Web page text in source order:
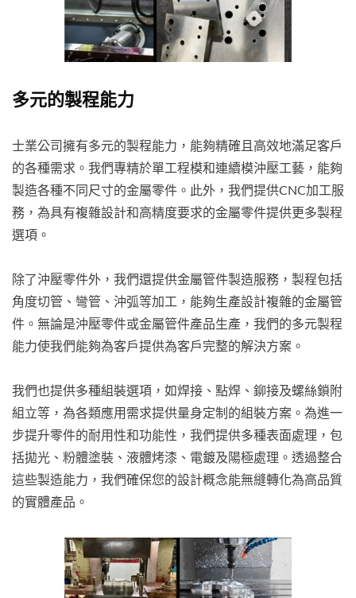
多元的製程能力
士業公司擁有多元的製程能力，能夠精確且高效地滿足客戶
的各種需求。我們專精於單工程模和連續模沖壓工藝，能夠
製造各種不同尺寸的金屬零件。此外，我們提供CNC加工服
務，為具有複雜設計和高精度要求的金屬零件提供更多製程
選項。
除了沖壓零件外，我們還提供金屬管件製造服務，製程包括
角度切管、彎管、沖弧等加工，能夠生產設計複雜的金屬管
件。無論是沖壓零件或金屬管件產品生產，我們的多元製程
能力使我們能夠為客戶提供為客戶完整的解決方案。
我們也提供多種組裝選項，如焊接、點焊、鉚接及螺絲鎖附
組立等，為各類應用需求提供量身定制的組裝方案。為進一
步提升零件的耐用性和功能性，我們提供多種表面處理，包
括拋光、粉體塗裝、液體烤漆、電鍍及陽極處理。透過整合
這些製造能力，我們確保您的設計概念能無縫轉化為高品質
的實體產品。